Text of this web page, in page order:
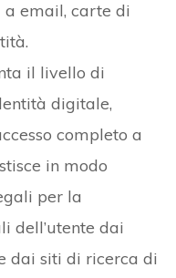
email, carte di
il livello di
digitale,
completo a
in modo
per la
dell’utente dai
dai siti di ricerca di